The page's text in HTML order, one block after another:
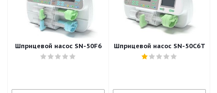
Шприцевой насос SN-50F6 Шприцевой насос SN-50C6T